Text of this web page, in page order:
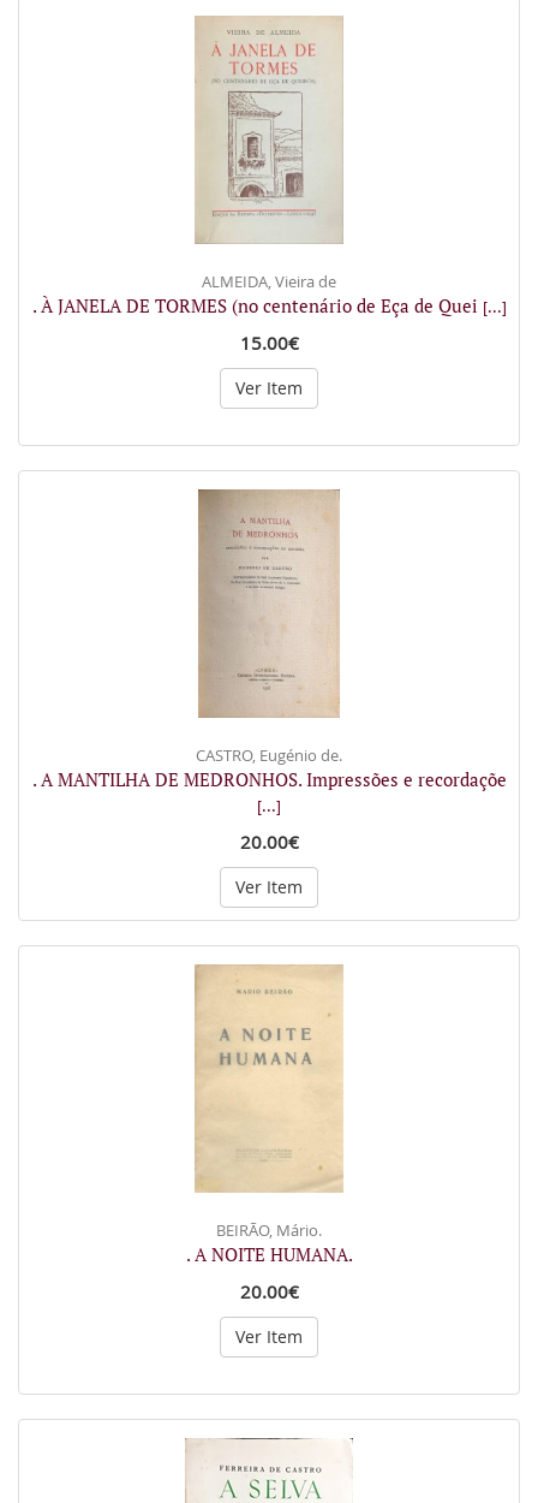
ALMEIDA, Vieira de
. À JANELA DE TORMES (no centenário de Eça de Quei [...]
15.00€
Ver Item
CASTRO, Eugénio de.
. A MANTILHA DE MEDRONHOS. Impressões e recordaçõe
[...]
20.00€
Ver Item
BEIRÃO, Mário.
. A NOITE HUMANA.
20.00€
Ver Item